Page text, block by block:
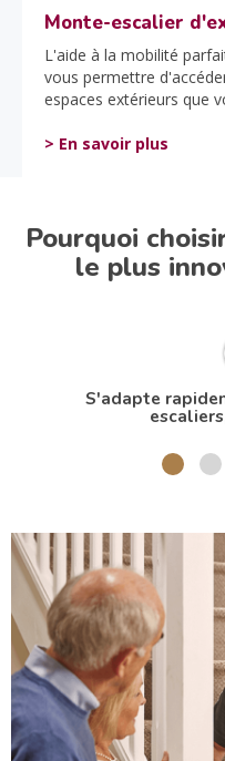
Monte-escalier
L'aide à la mobilité
vous permettre
espaces extérieurs que
> En savoir plus
Pourquoi
le plus
S'adapte